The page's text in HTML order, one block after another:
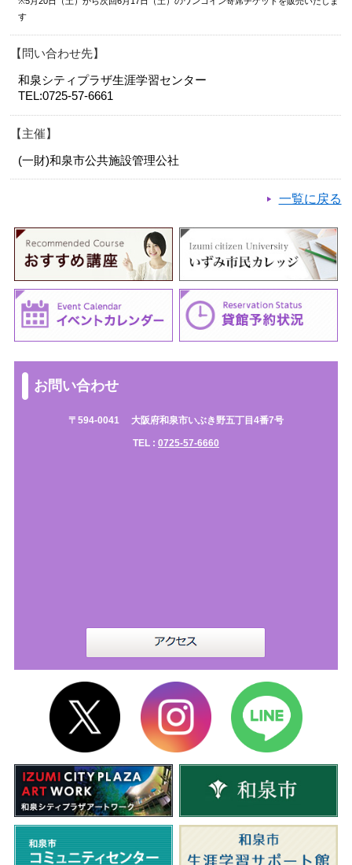
す
問い合わせ先
和泉シティプラザ生涯学習センター
TEL:0725-57-6661
主催
(一財)和泉市公共施設管理公社
一覧に戻る
お問い合わせ
〒594-0041 大阪府和泉市いぶき野五丁目4番7号
TEL : 0725-57-6660